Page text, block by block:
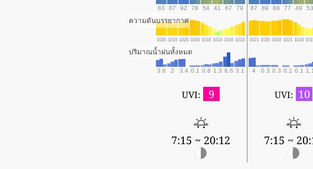
83 87 92 78 54 41 67 79 87 89 88 77 49 53
ความดันบรรยากาศ
1020 1019 1020 1020 1018 1014 1016 1018 1021 1020 1020 1021 1018
ปริมาณน้ำฝนทั้งหมด
3.6 2 3.4 0.1 0.8 1.3 6.6 3.1 4 0.3 0.3 0.1 0.1
UVI: 9
7:15 ~ 20:12
UVI: 10
7:15 ~